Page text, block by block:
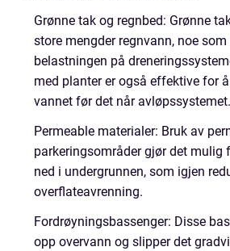
Grønne tak og regnbed: Grønne
store mengder regnvann, noe som
belastningen på
med planter er også effektive for
vannet før det når avløpssystemet.
Permeable materialer: Bruk av
parkeringsområder gjør det mulig
ned i undergrunnen, som igjen
overflateavrenning.
Fordrøyningsbassenger: Disse
opp overvann og slipper det